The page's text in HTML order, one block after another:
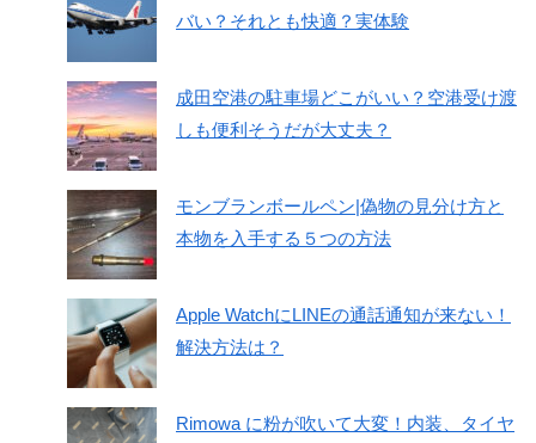
バい？それとも快適？実体験
成田空港の駐車場どこがいい？空港受け渡
しも便利そうだが大丈夫？
モンブランボールペン|偽物の見分け方と
本物を入手する５つの方法
Apple WatchにLINEの通話通知が来ない！
解決方法は？
Rimowa に粉が吹いて大変！内装、タイヤ